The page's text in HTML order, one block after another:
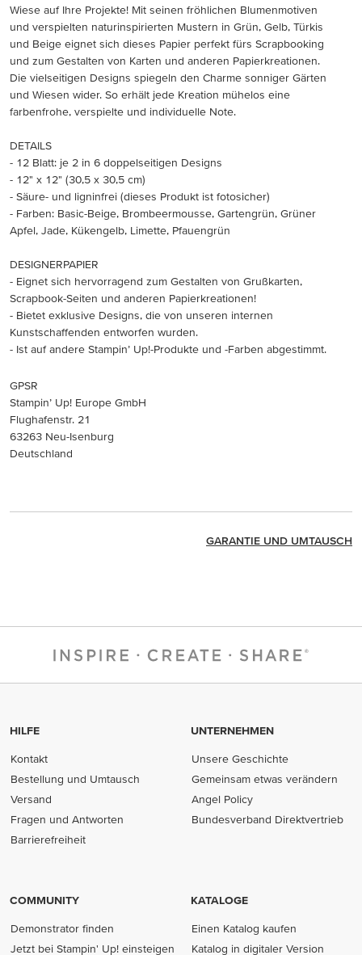
Wiese auf Ihre Projekte! Mit seinen fröhlichen Blumenmotiven
und verspielten naturinspirierten Mustern in Grün, Gelb, Türkis
und Beige eignet sich dieses Papier perfekt fürs Scrapbooking
und zum Gestalten von Karten und anderen Papierkreationen.
Die vielseitigen Designs spiegeln den Charme sonniger Gärten
und Wiesen wider. So erhält jede Kreation mühelos eine
farbenfrohe, verspielte und individuelle Note.
DETAILS
- 12 Blatt: je 2 in 6 doppelseitigen Designs
- 12" x 12" (30,5 x 30,5 cm)
- Säure- und ligninfrei (dieses Produkt ist fotosicher)
- Farben: Basic-Beige, Brombeermousse, Gartengrün, Grüner
Apfel, Jade, Kükengelb, Limette, Pfauengrün
DESIGNERPAPIER
- Eignet sich hervorragend zum Gestalten von Grußkarten,
Scrapbook-Seiten und anderen Papierkreationen!
- Bietet exklusive Designs, die von unseren internen
Kunstschaffenden entworfen wurden.
- Ist auf andere Stampin’ Up!-Produkte und -Farben abgestimmt.
GPSR
Stampin’ Up! Europe GmbH
Flughafenstr. 21
63263 Neu-Isenburg
Deutschland
GARANTIE UND UMTAUSCH
HILFE
Kontakt
Bestellung und Umtausch
Versand
Fragen und Antworten
Barrierefreiheit
UNTERNEHMEN
Unsere Geschichte
Gemeinsam etwas verändern
Angel Policy
Bundesverband Direktvertrieb
COMMUNITY
Demonstrator finden
Jetzt bei Stampin' Up! einsteigen
KATALOGE
Einen Katalog kaufen
Katalog in digitaler Version